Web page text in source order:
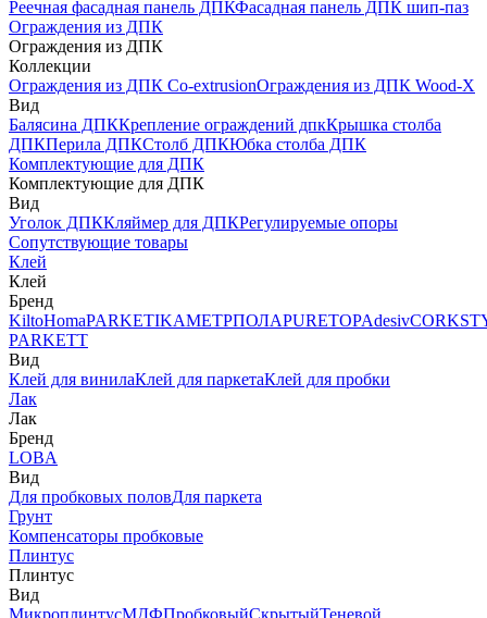
Реечная фасадная панель ДПКФасадная панель ДПК шип-паз
Ограждения из ДПК
Ограждения из ДПК
Коллекции
Ограждения из ДПК Co-extrusionОграждения из ДПК Wood-X
Вид
Балясина ДПККрепление ограждений дпкКрышка столба
ДПКПерила ДПКСтолб ДПКЮбка столба ДПК
Комплектующие для ДПК
Комплектующие для ДПК
Вид
Уголок ДПККляймер для ДПКРегулируемые опоры
Сопутствующие товары
Клей
Клей
Бренд
KiltoHomaPARKETIKAМЕТРПОЛАPURETOPAdesiv
PARKETT
Вид
Клей для винилаКлей для паркетаКлей для пробки
Лак
Лак
Бренд
LOBA
Вид
Для пробковых половДля паркета
Грунт
Компенсаторы пробковые
Плинтус
Плинтус
Вид
МикроплинтусМДФПробковыйСкрытыйТеневой